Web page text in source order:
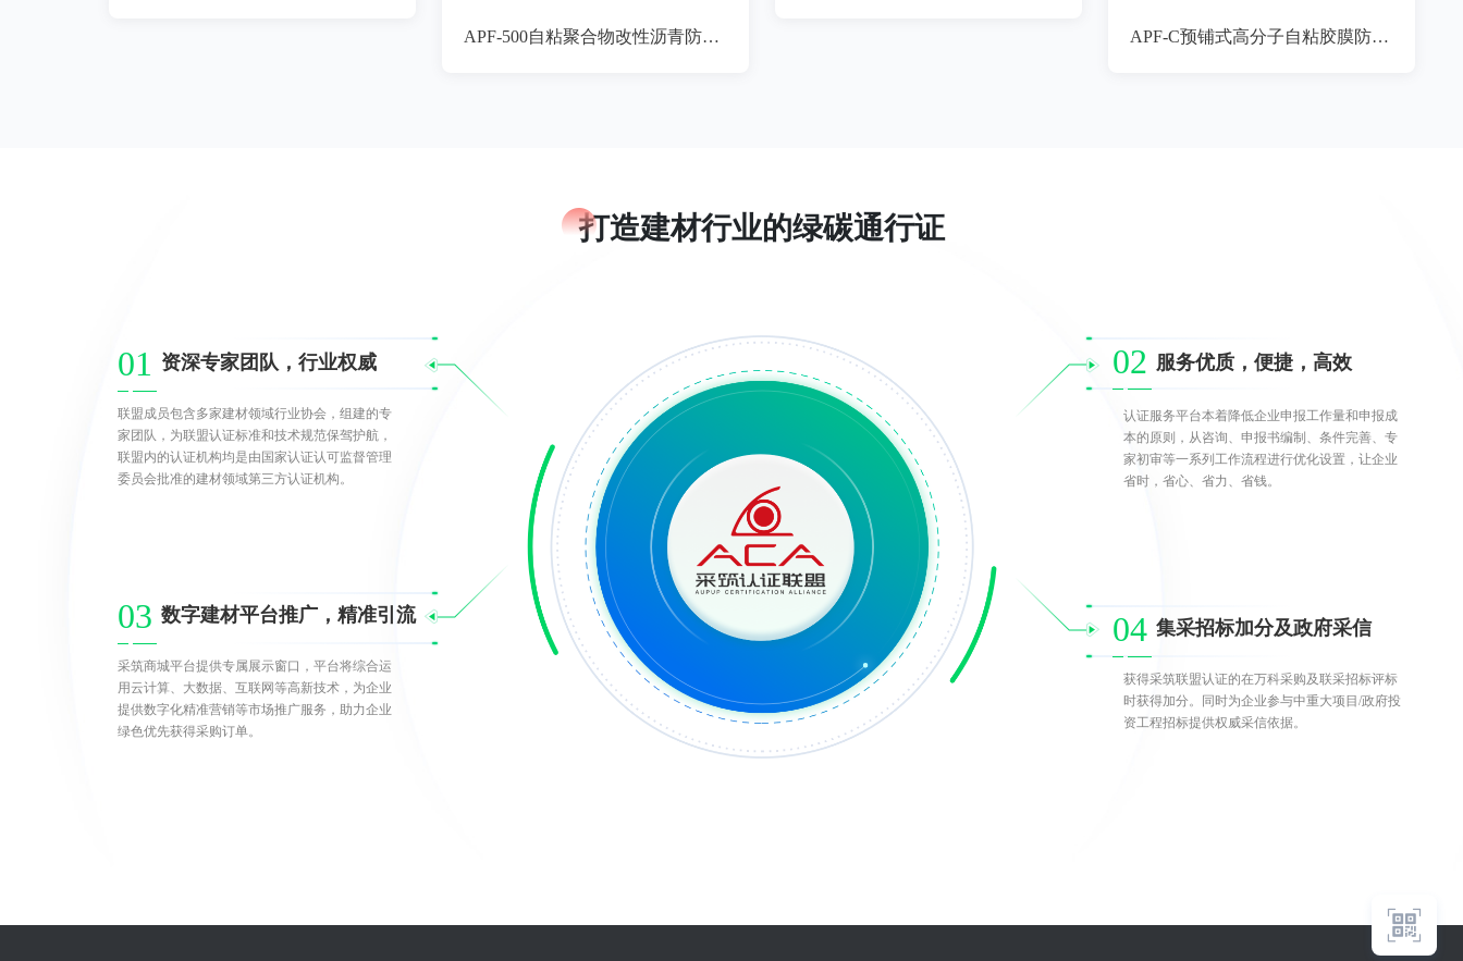
APF-500自粘聚合物改性沥青防水卷材 APF-C预铺式高分子自粘胶膜防水卷材
打造建材行业的绿碳通行证
01 资深专家团队，行业权威
联盟成员包含多家建材领域行业协会，组建的专
家团队，为联盟认证标准和技术规范保驾护航，
联盟内的认证机构均是由国家认证认可监督管理
委员会批准的建材领域第三方认证机构。
03 数字建材平台推广，精准引流
采筑商城平台提供专属展示窗口，平台将综合运
用云计算、大数据、互联网等高新技术，为企业
提供数字化精准营销等市场推广服务，助力企业
绿色优先获得采购订单。
02 服务优质，便捷，高效
认证服务平台本着降低企业申报工作量和申报成
本的原则，从咨询、申报书编制、条件完善、专
家初审等一系列工作流程进行优化设置，让企业
省时，省心、省力、省钱。
04 集采招标加分及政府采信
获得采筑联盟认证的在万科采购及联采招标评标
时获得加分。同时为企业参与中重大项目/政府投
资工程招标提供权威采信依据。